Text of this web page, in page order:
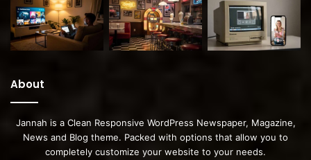
About
Jannah is a Clean Responsive WordPress Newspaper, Magazine,
News and Blog theme. Packed with options that allow you to
completely customize your website to your needs.